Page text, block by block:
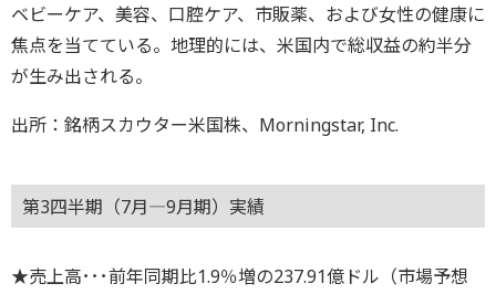
ベビーケア、美容、口腔ケア、市販薬、および女性の健康に
焦点を当てている。地理的には、米国内で総収益の約半分
が生み出される。
出所：銘柄スカウター米国株、Morningstar, Inc.
第3四半期（7月―9月期）実績
★売上高･･･前年同期比1.9％増の237.91億ドル（市場予想